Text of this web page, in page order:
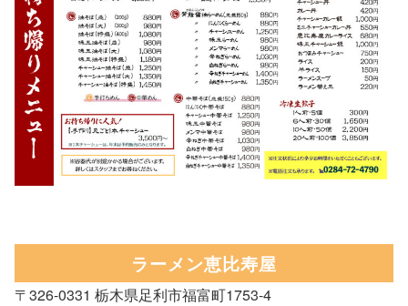
ラーメン恵比寿屋
〒326-0331 栃木県足利市福富町1753-4